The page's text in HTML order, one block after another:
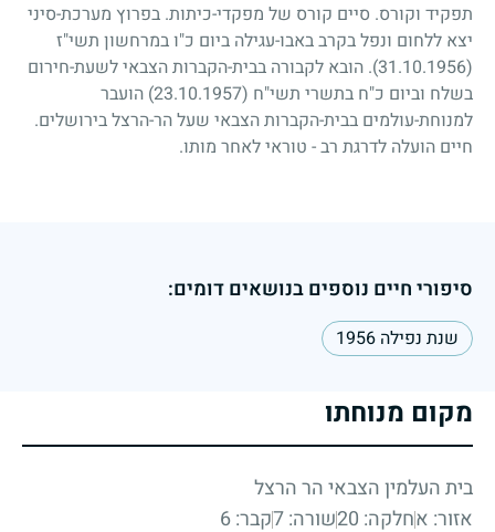
תפקיד וקורס. סיים קורס של מפקדי-כיתות. בפרוץ מערכת-סיני
יצא ללחום ונפל בקרב באבו-עגילה ביום כ"ו במרחשון תשי"ז
(31.10.1956)
. הובא לקבורה בבית-הקברות הצבאי לשעת-חירום
בשלח וביום כ"ח בתשרי תשי"ח (23.10.1957)
הועבר
למנוחת-עולמים בבית-הקברות הצבאי שעל הר-הרצל בירושלים.
חיים הועלה לדרגת רב - טוראי לאחר מותו.
סיפורי חיים נוספים בנושאים דומים:
שנת נפילה 1956
מקום מנוחתו
בית העלמין הצבאי הר הרצל
אזור: אחלקה: 20 שורה: 7 קבר: 6